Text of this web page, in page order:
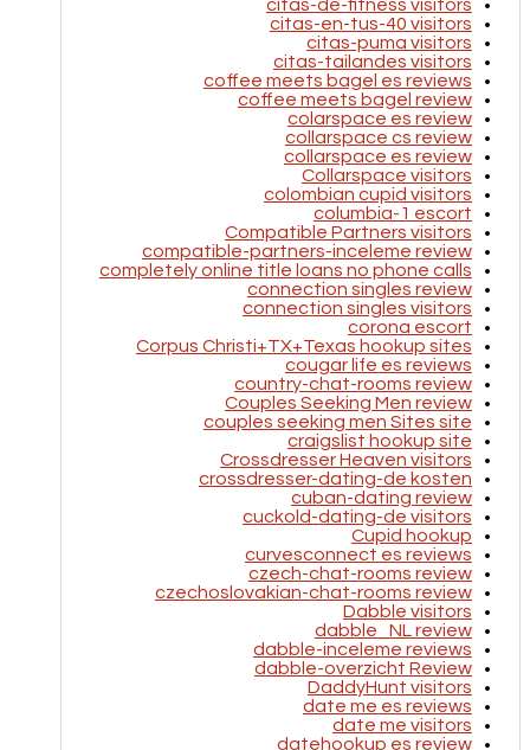
citas-de-fitness visitors
citas-en-tus-40 visitors
citas-puma visitors
citas-tailandes visitors
coffee meets bagel es reviews
coffee meets bagel review
colarspace es review
collarspace cs review
collarspace es review
Collarspace visitors
colombian cupid visitors
columbia-1 escort
Compatible Partners visitors
compatible-partners-inceleme review
completely online title loans no phone calls
connection singles review
connection singles visitors
corona escort
Corpus Christi+TX+Texas hookup sites
cougar life es reviews
country-chat-rooms review
Couples Seeking Men review
couples seeking men Sites site
craigslist hookup site
Crossdresser Heaven visitors
crossdresser-dating-de kosten
cuban-dating review
cuckold-dating-de visitors
Cupid hookup
curvesconnect es reviews
czech-chat-rooms review
czechoslovakian-chat-rooms review
Dabble visitors
dabble_NL review
dabble-inceleme reviews
dabble-overzicht Review
DaddyHunt visitors
date me es reviews
date me visitors
datehookup es review